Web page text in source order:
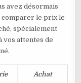
avez désormais
comparer le prix le
spécialement
vos attentes de
Achat